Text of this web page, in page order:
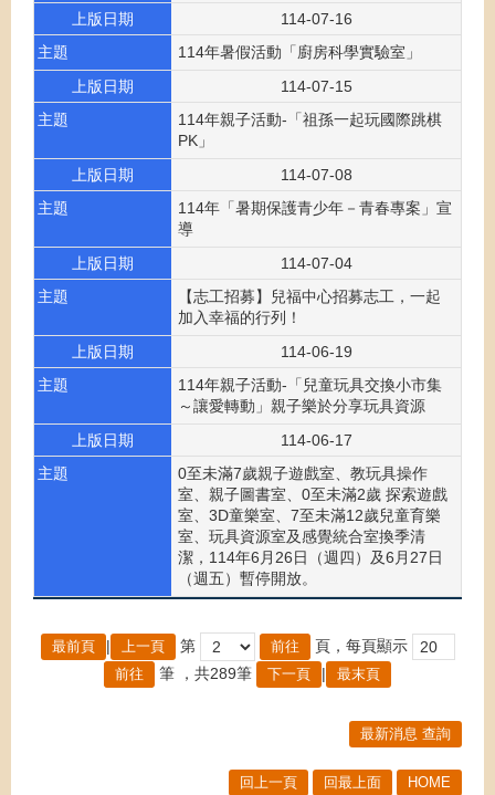
上版日期
114-07-16
主題
114年暑假活動「廚房科學實驗室」
上版日期
114-07-15
主題
114年親子活動-「祖孫一起玩國際跳棋
PK」
上版日期
114-07-08
主題
114年「暑期保護青少年－青春專案」宣
導
上版日期
114-07-04
主題
【志工招募】兒福中心招募志工，一起
加入幸福的行列！
上版日期
114-06-19
主題
114年親子活動-「兒童玩具交換小市集
～讓愛轉動」親子樂於分享玩具資源
上版日期
114-06-17
主題
0至未滿7歲親子遊戲室、教玩具操作
室、親子圖書室、0至未滿2歲 探索遊戲
室、3D童樂室、7至未滿12歲兒童育樂
室、玩具資源室及感覺統合室換季清
潔，114年6月26日（週四）及6月27日
（週五）暫停開放。
最前頁 | 上一頁 第
頁，每頁顯示
筆
，共289筆 下一頁 | 最末頁
最新消息 查詢
回上一頁 回最上面 HOME